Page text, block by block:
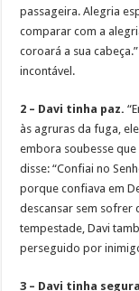
passageira. Alegria
comparar com a
coroará a sua
incontável.
2 – Davi tinha paz.
às agruras da fuga,
embora soubesse
disse: “Confiai no
porque confiava em
descansar sem sofrer
tempestade, Davi
perseguido por
3 – Davi tinha